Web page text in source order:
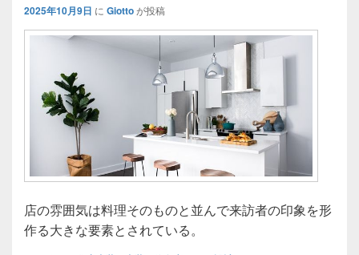
2025年10月9日 に Giottoが投稿
店の雰囲気は料理そのものと並んで来訪者の印象を形
作る大きな要素とされている。